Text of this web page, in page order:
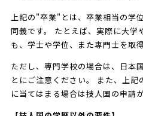
上記の"卒業"とは、卒業相当の学
同義です。 たとえば、実際に大学
も、学士や学位、また専門士を取
ただし、専門学校の場合は、日本
とにご注意ください。 また、上
に当てはまる場合は技人国の申請が